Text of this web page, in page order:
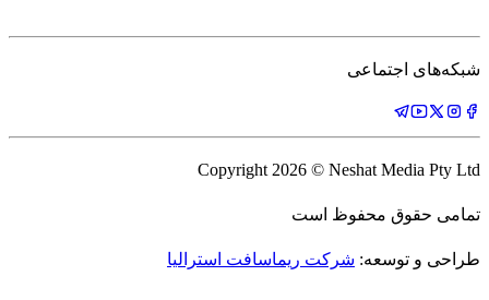
شبکه‌های اجتماعی
Copyright 2026 © Neshat Media Pty Ltd
تمامی حقوق محفوظ است
طراحی و توسعه: شرکت ریماسافت استرالیا